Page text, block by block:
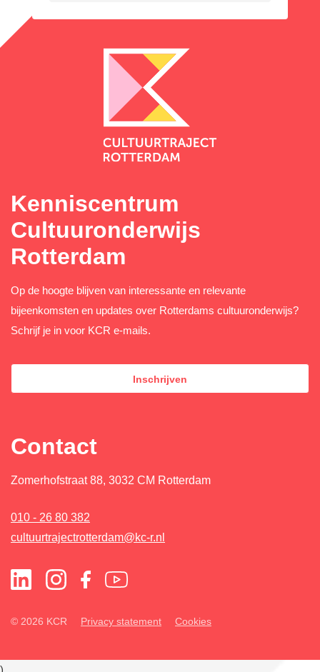
Kenniscentrum
Cultuuronderwijs
Rotterdam
Op de hoogte blijven van interessante en relevante
bijeenkomsten en updates over Rotterdams cultuuronderwijs?
Schrijf je in voor KCR e-mails.
Inschrijven
Contact
Zomerhofstraat 88, 3032 CM Rotterdam
010 - 26 80 382
cultuurtrajectrotterdam@kc-r.nl
© 2026 KCR Privacy statement Cookies